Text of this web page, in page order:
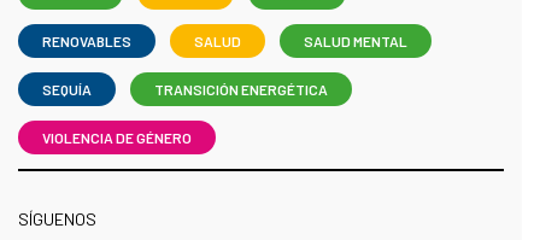
RENOVABLES SALUD SALUD MENTAL
SEQUÍA TRANSICIÓN ENERGÉTICA
VIOLENCIA DE GÉNERO
SÍGUENOS